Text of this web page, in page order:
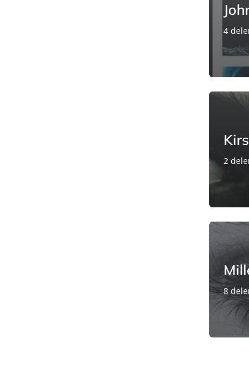
4
2
8